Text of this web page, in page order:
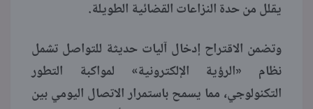
يقلل من حدة النزاعات القضائية الطويلة.
وتضمن الاقتراح إدخال آليات حديثة للتواصل تشمل
نظام «الرؤية الإلكترونية» لمواكبة التطور
التكنولوجي، مما يسمح باستمرار الاتصال اليومي بين